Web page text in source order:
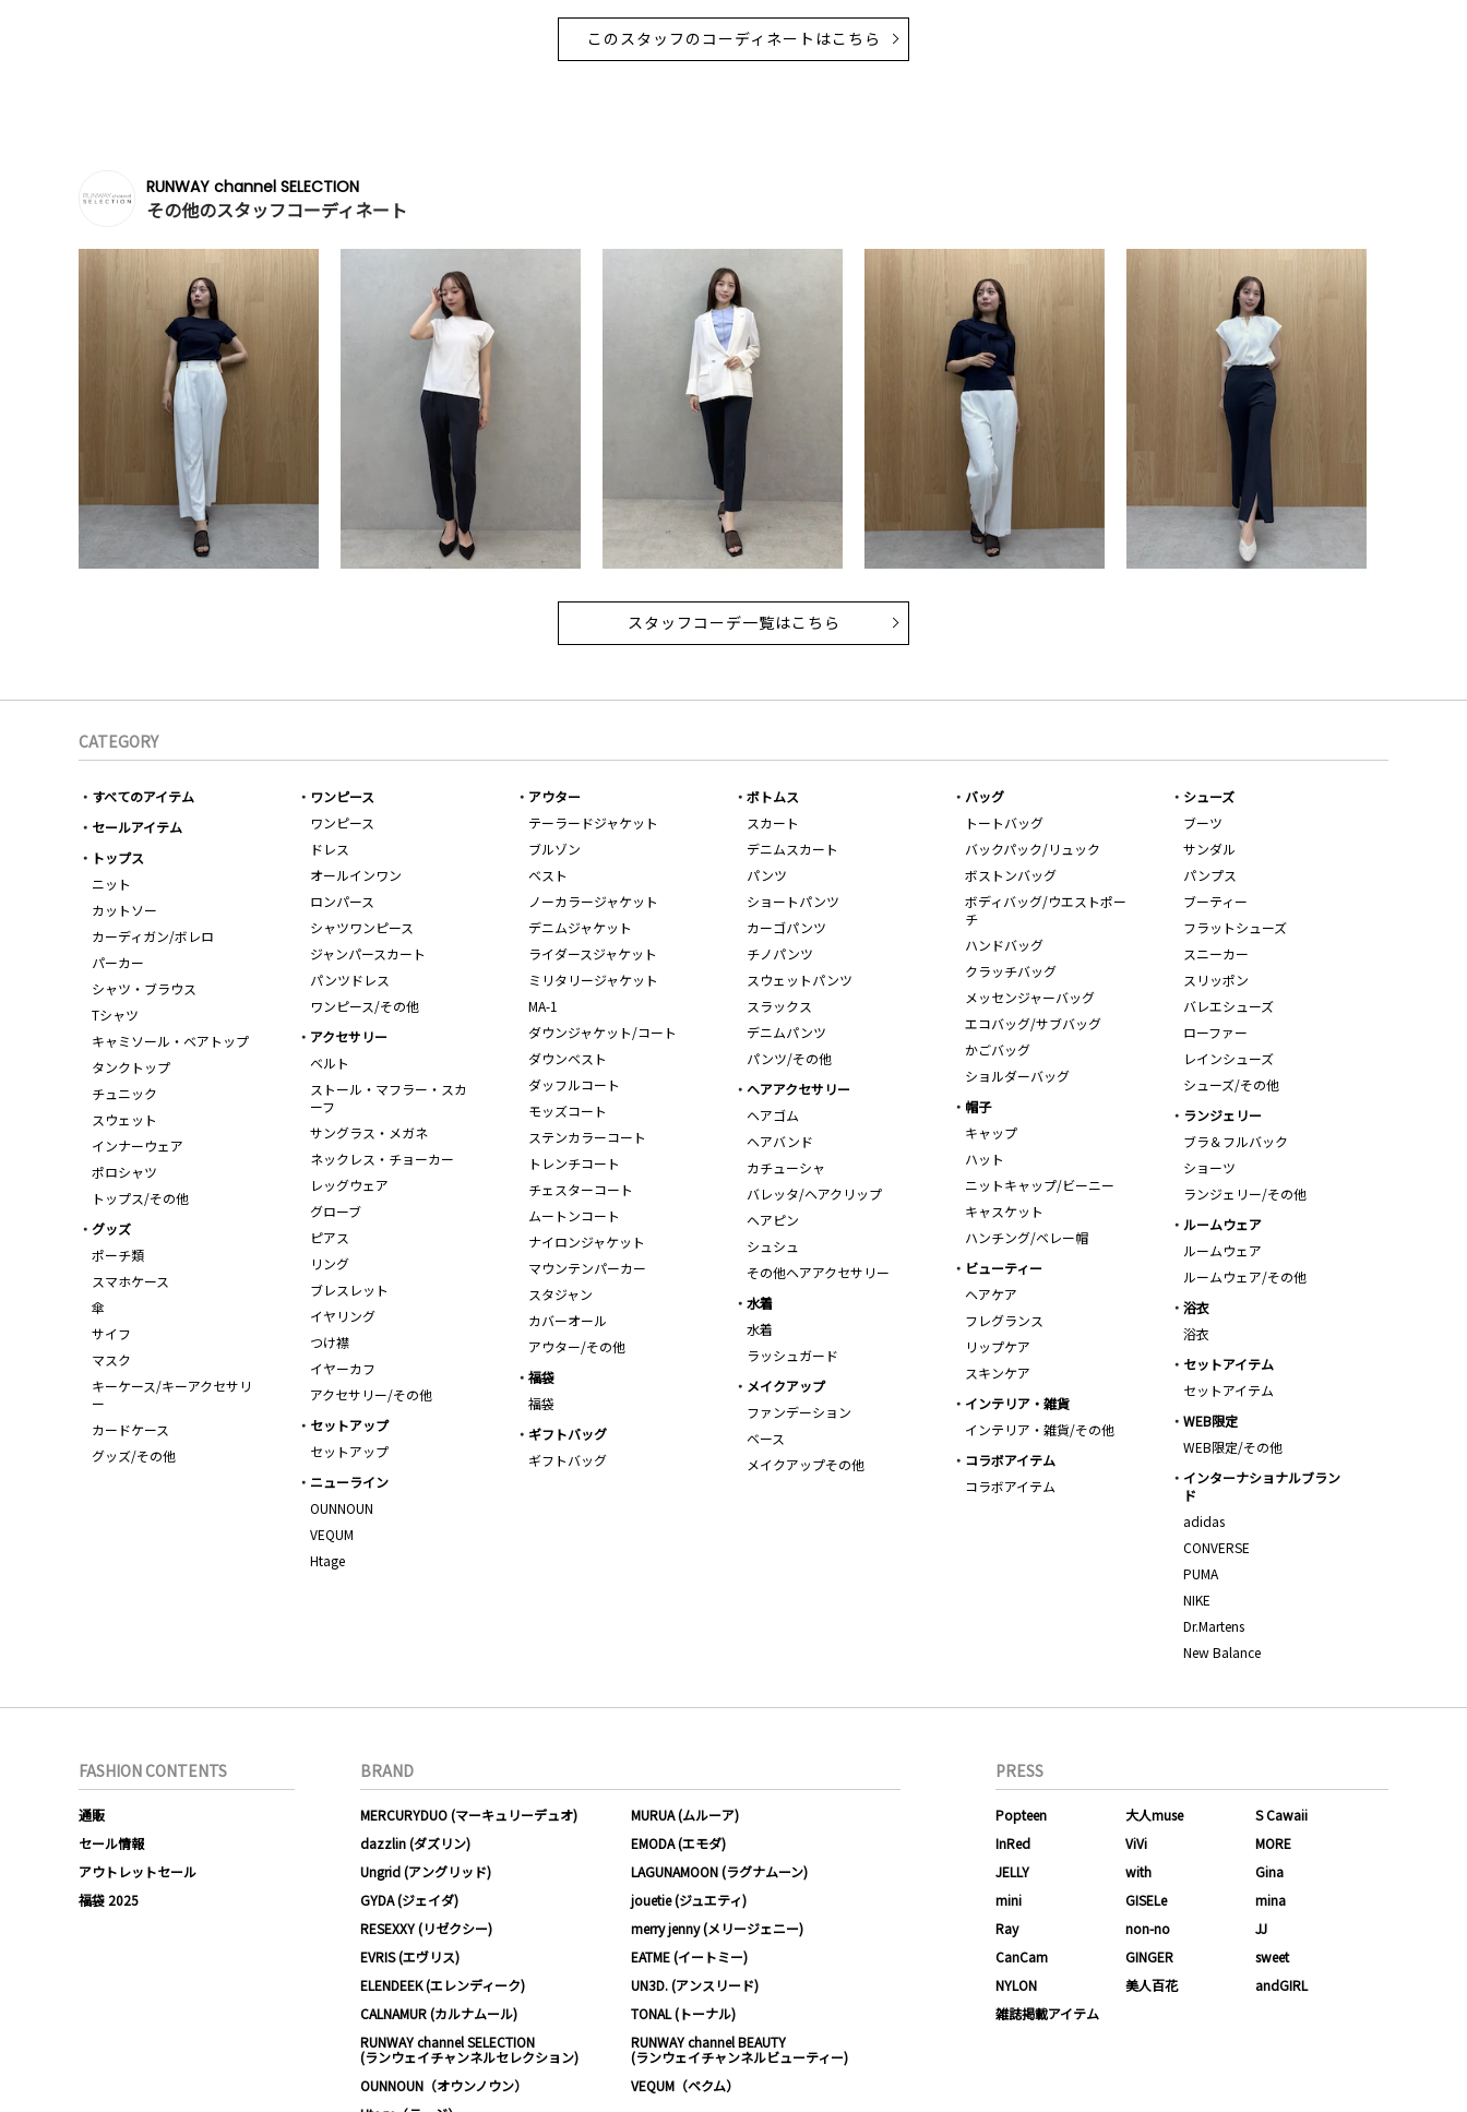
このスタッフのコーディネートはこちら
RUNWAY channel SELECTION
その他のスタッフコーディネート
スタッフコーデ一覧はこちら
CATEGORY
すべてのアイテム
セールアイテム
トップス
ニット
カットソー
カーディガン/ボレロ
パーカー
シャツ・ブラウス
Tシャツ
キャミソール・ベアトップ
タンクトップ
チュニック
スウェット
インナーウェア
ポロシャツ
トップス/その他
ワンピース
ワンピース
ドレス
オールインワン
ロンパース
シャツワンピース
ジャンパースカート
パンツドレス
ワンピース/その他
アウター
テーラードジャケット
ブルゾン
ベスト
ノーカラージャケット
デニムジャケット
ライダースジャケット
ミリタリージャケット
MA-1
ダウンジャケット/コート
ダウンベスト
ダッフルコート
モッズコート
ステンカラーコート
トレンチコート
チェスターコート
ムートンコート
ナイロンジャケット
マウンテンパーカー
スタジャン
カバーオール
アウター/その他
ボトムス
スカート
デニムスカート
パンツ
ショートパンツ
カーゴパンツ
チノパンツ
スウェットパンツ
スラックス
デニムパンツ
パンツ/その他
バッグ
トートバッグ
バックパック/リュック
ボストンバッグ
ボディバッグ/ウエストポー
チ
ハンドバッグ
クラッチバッグ
メッセンジャーバッグ
エコバッグ/サブバッグ
かごバッグ
ショルダーバッグ
シューズ
ブーツ
サンダル
パンプス
ブーティー
フラットシューズ
スニーカー
スリッポン
バレエシューズ
ローファー
レインシューズ
シューズ/その他
アクセサリー
ベルト
ストール・マフラー・スカ
ーフ
サングラス・メガネ
ネックレス・チョーカー
レッグウェア
グローブ
ピアス
リング
ブレスレット
イヤリング
つけ襟
イヤーカフ
アクセサリー/その他
ヘアアクセサリー
ヘアゴム
ヘアバンド
カチューシャ
バレッタ/ヘアクリップ
ヘアピン
シュシュ
その他ヘアアクセサリー
帽子
キャップ
ハット
ニットキャップ/ビーニー
キャスケット
ハンチング/ベレー帽
ランジェリー
ブラ＆フルバック
ショーツ
ランジェリー/その他
ルームウェア
ルームウェア
ルームウェア/その他
グッズ
ポーチ類
スマホケース
傘
サイフ
マスク
キーケース/キーアクセサリ
ー
カードケース
グッズ/その他
ビューティー
ヘアケア
フレグランス
リップケア
スキンケア
水着
水着
ラッシュガード
浴衣
浴衣
セットアイテム
セットアイテム
福袋
福袋
メイクアップ
ファンデーション
ベース
メイクアップその他
インテリア・雑貨
インテリア・雑貨/その他
WEB限定
WEB限定/その他
セットアップ
セットアップ
ギフトバッグ
ギフトバッグ
コラボアイテム
コラボアイテム
インターナショナルブラン
ド
adidas
CONVERSE
PUMA
NIKE
Dr.Martens
New Balance
ニューライン
OUNNOUN
VEQUM
Htage
FASHION CONTENTS
通販
セール情報
アウトレットセール
福袋 2025
BRAND
MERCURYDUO (マーキュリーデュオ)
MURUA (ムルーア)
dazzlin (ダズリン)
EMODA (エモダ)
Ungrid (アングリッド)
LAGUNAMOON (ラグナムーン)
GYDA (ジェイダ)
jouetie (ジュエティ)
RESEXXY (リゼクシー)
merry jenny (メリージェニー)
EVRIS (エヴリス)
EATME (イートミー)
ELENDEEK (エレンディーク)
UN3D. (アンスリード)
CALNAMUR (カルナムール)
TONAL (トーナル)
RUNWAY channel SELECTION
(ランウェイチャンネルセレクション)
RUNWAY channel BEAUTY
(ランウェイチャンネルビューティー)
OUNNOUN（オウンノウン）
VEQUM（ベクム）
PRESS
Popteen 大人muse
S Cawaii
InRed
ViVi
MORE
JELLY
with
Gina
mini
GISELe
mina
Ray
non-no
JJ
CanCam
GINGER
sweet
NYLON
美人百花
andGIRL
雑誌掲載アイテム